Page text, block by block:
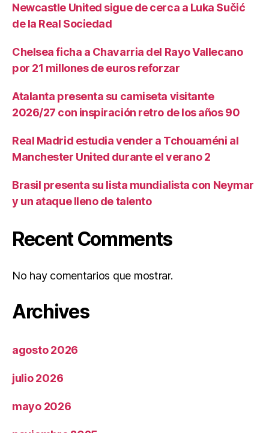
Newcastle United sigue de cerca a Luka Sučić
de la Real Sociedad
Chelsea ficha a Chavarria del Rayo Vallecano
por 21 millones de euros reforzar
Atalanta presenta su camiseta visitante
2026/27 con inspiración retro de los años 90
Real Madrid estudia vender a Tchouaméni al
Manchester United durante el verano 2
Brasil presenta su lista mundialista con Neymar
y un ataque lleno de talento
Recent Comments
No hay comentarios que mostrar.
Archives
agosto 2026
julio 2026
mayo 2026